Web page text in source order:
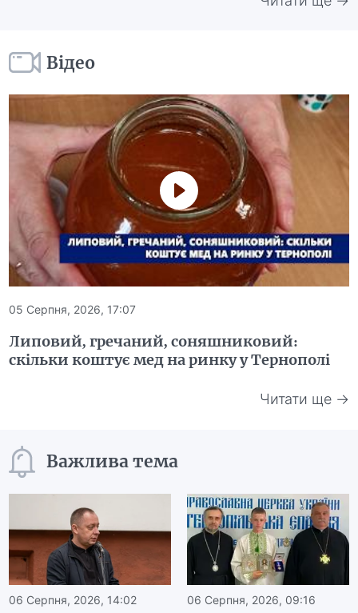
Відео
05 Серпня, 2026, 17:07
Липовий, гречаний, соняшниковий:
скільки коштує мед на ринку у Тернополі
Читати ще →
Важлива тема
06 Серпня, 2026, 14:02 06 Серпня, 2026, 09:16